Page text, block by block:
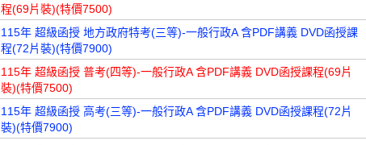
程(69片裝)(特價7500)
115年 超級函授 地方政府特考(三等)-一般行政A 含PDF講義 DVD函授課
程(72片裝)(特價7900)
115年 超級函授 普考(四等)-一般行政A 含PDF講義 DVD函授課程(69片
裝)(特價7500)
115年 超級函授 高考(三等)-一般行政A 含PDF講義 DVD函授課程(72片
裝)(特價7900)